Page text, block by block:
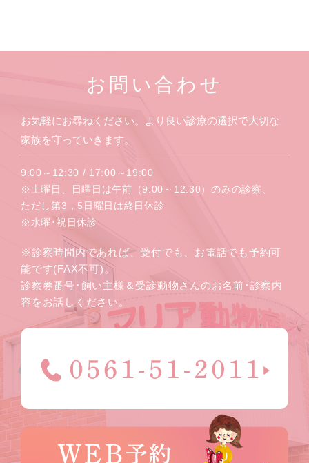
お問い合わせ
お気軽にお尋ねください。より良い診療の選択で大切な
家族を守っていきます。
9:00～12:30 / 17:00～19:00
※土曜日、日曜日は午前（9:00～12:30）のみの診察、
ただし第3，5日曜日は終日休診
※水曜･祝日休診
※診察時間内であれば、受付でも、お電話でも予約可
能です(FAX不可)。
診察券番号･飼い主様＆受診動物さんのお名前･診察内
容をお話しください。